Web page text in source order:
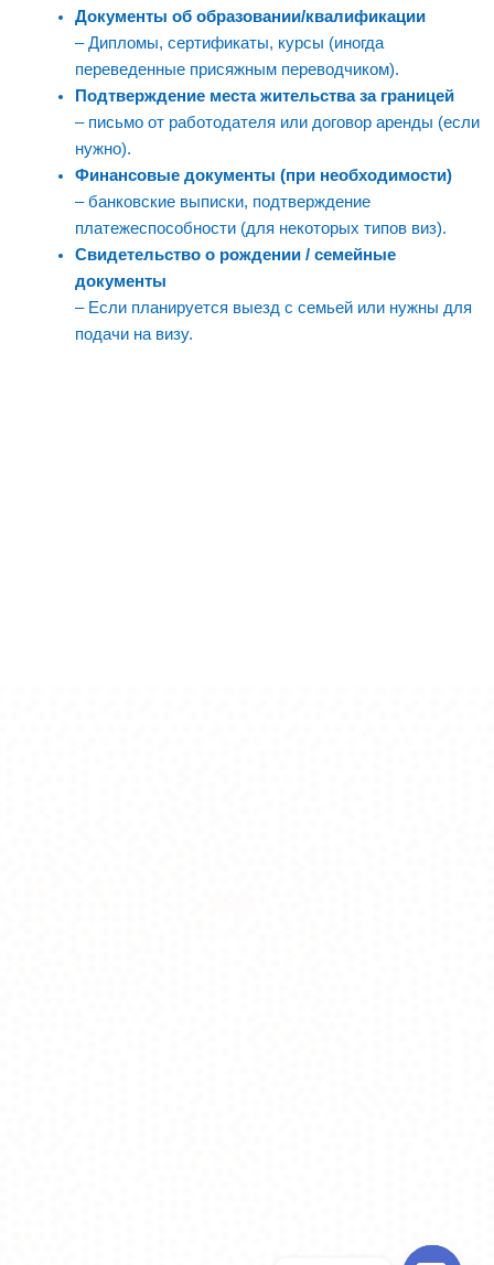
Документы об образовании/квалификации
– Дипломы, сертификаты, курсы (иногда
переведенные присяжным переводчиком).
Подтверждение места жительства за границей
– письмо от работодателя или договор аренды (если
нужно).
Финансовые документы (при необходимости)
– банковские выписки, подтверждение
платежеспособности (для некоторых типов виз).
Свидетельство о рождении / семейные
документы
– Если планируется выезд с семьей или нужны для
подачи на визу.